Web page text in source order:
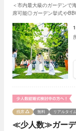
＜市内最大級のガーデンで
席可能◎ガーデン挙式や
≪少人数≫ガーデ
残席 無料 リアルタイ